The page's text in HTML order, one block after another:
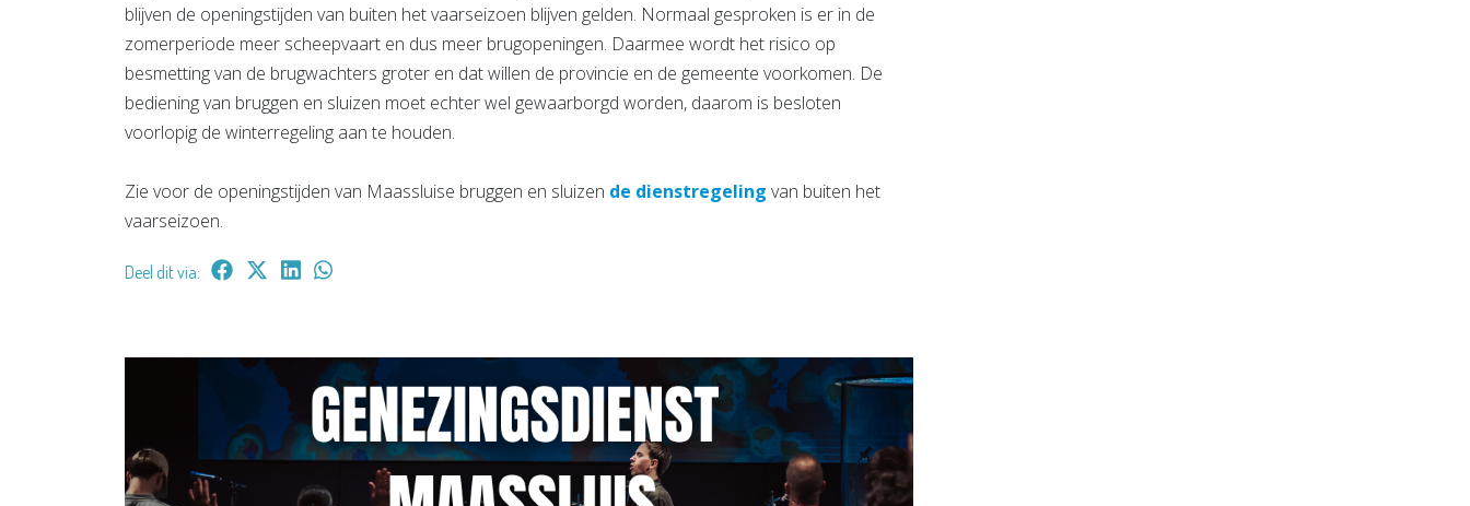
blijven de openingstijden van buiten het vaarseizoen blijven gelden. Normaal gesproken is er in de
zomerperiode meer scheepvaart en dus meer brugopeningen. Daarmee wordt het risico op
besmetting van de brugwachters groter en dat willen de provincie en de gemeente voorkomen. De
bediening van bruggen en sluizen moet echter wel gewaarborgd worden, daarom is besloten
voorlopig de winterregeling aan te houden.
Zie voor de openingstijden van Maassluise bruggen en sluizen de dienstregeling van buiten het
vaarseizoen.
Deel dit via: